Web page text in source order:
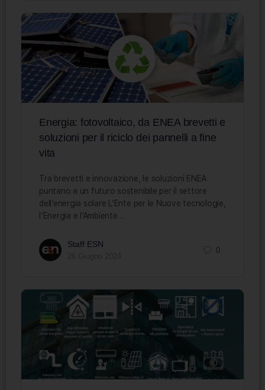
Energia: fotovoltaico, da ENEA brevetti e
soluzioni per il riciclo dei pannelli a fine
vita
Tra brevetti e innovazione, le soluzioni ENEA
puntano a un futuro sostenibile per il settore
dell’energia solare L’Ente per le Nuove tecnologie,
l’Energia e l’Ambiente…
Staff ESN
0